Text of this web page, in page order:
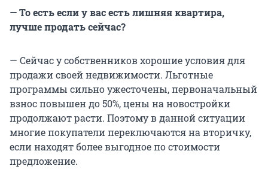
— То есть если у вас есть лишняя квартира,
лучше продать сейчас?
— Сейчас у собственников хорошие условия для
продажи своей недвижимости. Льготные
программы сильно ужесточены, первоначальный
взнос повышен до 50%, цены на новостройки
продолжают расти. Поэтому в данной ситуации
многие покупатели переключаются на вторичку,
если находят более выгодное по стоимости
предложение.